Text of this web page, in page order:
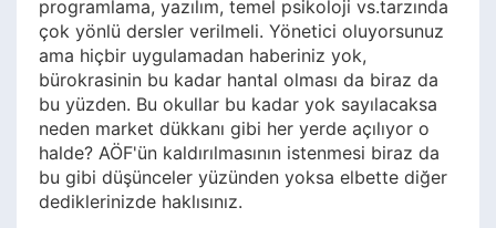
programlama, yazılım, temel psikoloji vs.tarzında
çok yönlü dersler verilmeli. Yönetici oluyorsunuz
ama hiçbir uygulamadan haberiniz yok,
bürokrasinin bu kadar hantal olması da biraz da
bu yüzden. Bu okullar bu kadar yok sayılacaksa
neden market dükkanı gibi her yerde açılıyor o
halde? AÖF'ün kaldırılmasının istenmesi biraz da
bu gibi düşünceler yüzünden yoksa elbette diğer
dediklerinizde haklısınız.